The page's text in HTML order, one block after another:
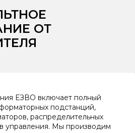
ОТ
ЕЗВО включает полный
подстанций,
распределительных
управления. Мы производим